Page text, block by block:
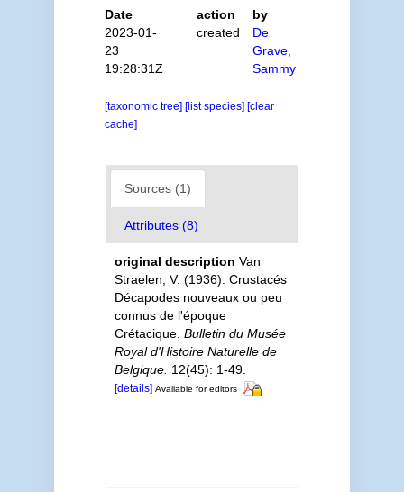
Date
action
by
2023-01-
23
19:28:31Z
created
De
Grave,
Sammy
[taxonomic tree] [list species] [clear
cache]
Sources (1)
Attributes (8)
original description Van
Straelen, V. (1936). Crustacés
Décapodes nouveaux ou peu
connus de l'époque
Crétacique. Bulletin du Musée
Royal d'Histoire Naturelle de
Belgique. 12(45): 1-49.
[details] Available for editors